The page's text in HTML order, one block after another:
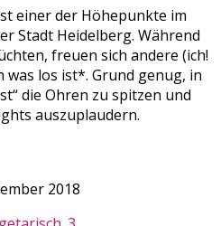
einer der Höhepunkte im
Stadt Heidelberg. Während
freuen sich andere (ich!
was los ist*. Grund genug, in
die Ohren zu spitzen und
auszuplaudern.
2018